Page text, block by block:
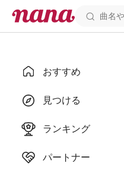
おすすめ
見つける
ランキング
パートナー